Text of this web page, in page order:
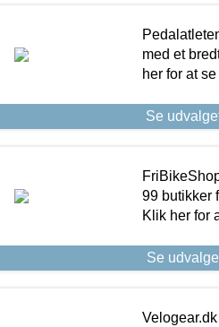
med et
her for at
Se
99 butikker
Klik her for
Se